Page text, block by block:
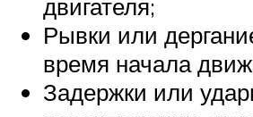
двигателя;
Рывки или
время начала
Задержки или